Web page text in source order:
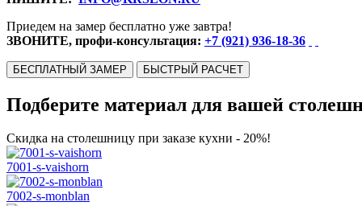
Приедем на замер бесплатно уже завтра!
ЗВОНИТЕ, профи-консультация: +7 (921) 936-18-36
БЕСПЛАТНЫЙ ЗАМЕР БЫСТРЫЙ РАСЧЕТ
Подберите материал для вашей
Скидка на столешницу при заказе кухни - 20%!
7001-s-vaishorn
7002-s-monblan